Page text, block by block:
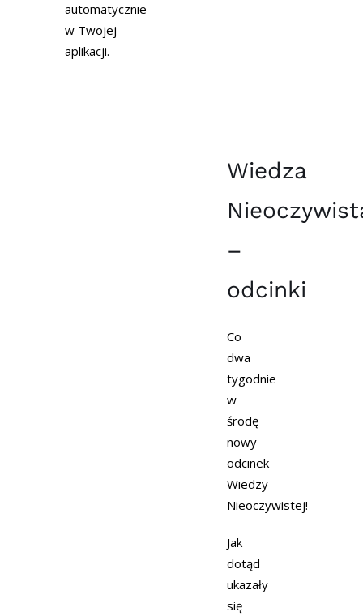
automatycznie
w Twojej
aplikacji.
Wiedza
–
odcinki
Co
dwa
tygodnie
w
środę
nowy
odcinek
Wiedzy
Nieoczywistej!
Jak
dotąd
ukazały
się